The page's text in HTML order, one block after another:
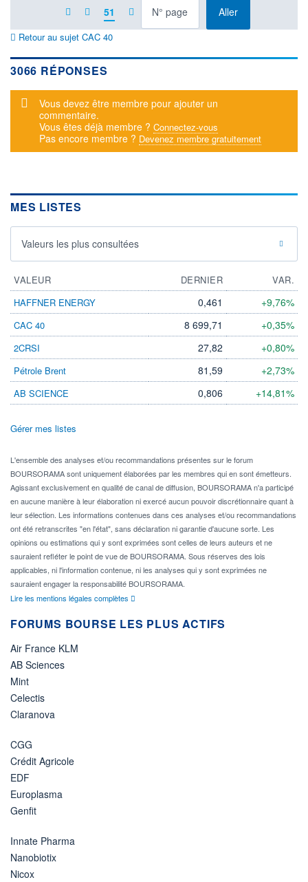
51 Allerà la page
Retour au sujet CAC 40
3066 RÉPONSES
Message d'alerte
Vous devez être membre pour ajouter un
commentaire.
Vous êtes déjà membre ? Connectez-vous
Pas encore membre ? Devenez membre gratuitement
MES LISTES
Valeurs les plus consultées
VALEUR DERNIER
VAR.
HAFFNER ENERGY
0,461 +9,76%
CAC 40 8 699,71 +0,35%
2CRSI 27,82 +0,80%
Pétrole Brent 81,59 +2,73%
AB SCIENCE 0,806 +14,81%
Gérer mes listes
L'ensemble des analyses et/ou recommandations présentes sur le forum
BOURSORAMA sont uniquement élaborées par les membres qui en sont émetteurs.
Agissant exclusivement en qualité de canal de diffusion, BOURSORAMA n'a participé
en aucune manière à leur élaboration ni exercé aucun pouvoir discrétionnaire quant à
leur sélection. Les informations contenues dans ces analyses et/ou recommandations
ont été retranscrites "en l'état", sans déclaration ni garantie d'aucune sorte. Les
opinions ou estimations qui y sont exprimées sont celles de leurs auteurs et ne
sauraient refléter le point de vue de BOURSORAMA. Sous réserves des lois
applicables, ni l'information contenue, ni les analyses qui y sont exprimées ne
sauraient engager la responsabilité BOURSORAMA.
Lire les mentions légales complètes
FORUMS BOURSE LES PLUS ACTIFS
Air France KLM
AB Sciences
Mint
Celectis
Claranova
CGG
Crédit Agricole
EDF
Europlasma
Genfit
Innate Pharma
Nanobiotix
Nicox